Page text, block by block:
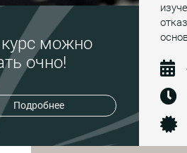
можно
очно!
Подробнее